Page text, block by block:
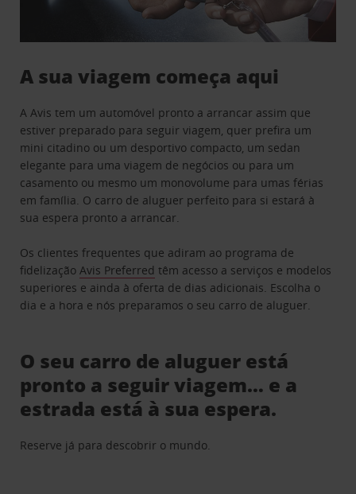
A sua viagem começa aqui
A Avis tem um automóvel pronto a arrancar assim que
estiver preparado para seguir viagem, quer prefira um
mini citadino ou um desportivo compacto, um sedan
elegante para uma viagem de negócios ou para um
casamento ou mesmo um monovolume para umas férias
em família. O carro de aluguer perfeito para si estará à
sua espera pronto a arrancar.
Os clientes frequentes que adiram ao programa de
fidelizaçãoAvis Preferred têm acesso a serviços e modelos
superiores e ainda à oferta de dias adicionais. Escolha o
dia e a hora e nós preparamos o seu carro de aluguer.
O seu carro de aluguer está
pronto a seguir viagem… e a
estrada está à sua espera.
Reserve já para descobrir o mundo.